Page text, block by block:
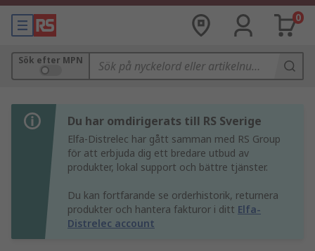
0
Sök efter MPN
Du har omdirigerats till RS Sverige
Elfa-Distrelec har gått samman med RS Group
för att erbjuda dig ett bredare utbud av
produkter, lokal support och bättre tjänster.
Du kan fortfarande se orderhistorik, returnera
produkter och hantera fakturor i ditt Elfa-
Distrelec account